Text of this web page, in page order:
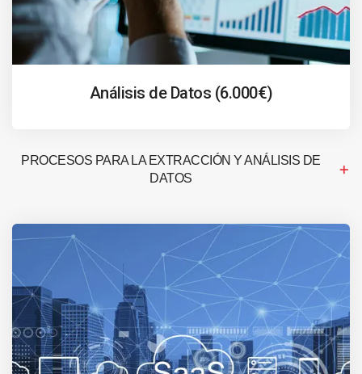
Análisis de Datos (6.000€)
PROCESOS PARA LA EXTRACCIÓN Y ANÁLISIS DE
DATOS